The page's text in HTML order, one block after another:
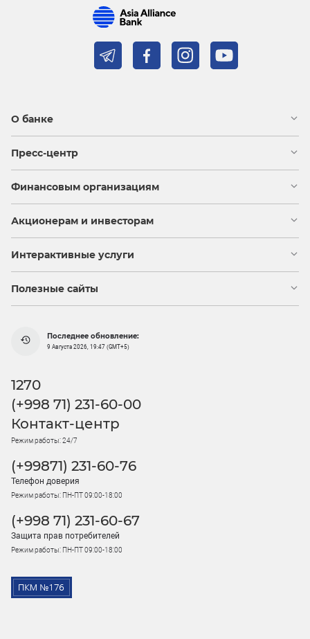
О банке
Пресс-центр
Финансовым организациям
Акционерам и инвесторам
Интерактивные услуги
Полезные сайты
Последнее обновление:
9 Августа 2026, 19:47 (GMT+5)
1270
(+998 71) 231-60-00
Контакт-центр
Режим работы: 24/7
(+99871) 231-60-76
Телефон доверия
Режим работы: ПН-ПТ 09:00-18:00
(+998 71) 231-60-67
Защита прав потребителей
Режим работы: ПН-ПТ 09:00-18:00